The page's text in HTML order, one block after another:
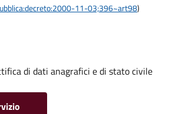
11-03;396~art98)
di dati anagrafici e di stato civile